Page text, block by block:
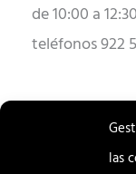
las
de 10:00 a
teléfonos 922